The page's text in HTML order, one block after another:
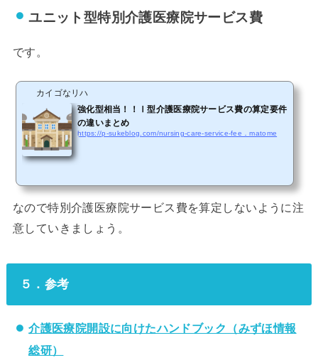
ユニット型特別介護医療院サービス費
です。
カイゴなリハ
強化型相当！！Ⅰ型介護医療院サービス費の算定要件
の違いまとめ
https://p-sukeblog.com/nursing-care-service-fee．matome
なので特別介護医療院サービス費を算定しないように注
意していきましょう。
５．参考
介護医療院開設に向けたハンドブック（みずほ情報
総研）